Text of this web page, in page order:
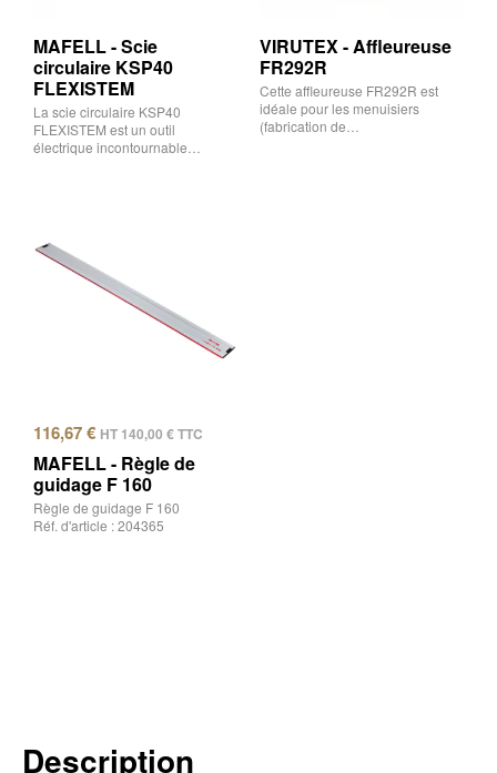
MAFELL - Scie
circulaire KSP40
FLEXISTEM
La scie circulaire KSP40
FLEXISTEM est un outil
électrique incontournable…
VIRUTEX - Affleureuse
FR292R
Cette affleureuse FR292R est
idéale pour les menuisiers
(fabrication de…
116,67€ HT 140,00 €TTC
MAFELL - Règle de
guidage F 160
Règle de guidage F 160
Réf. d'article : 204365
Description